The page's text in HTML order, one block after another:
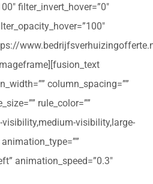
filter_invert_hover=”0″
column_spacing=””
rule_color=””
visibility,medium-visibility,large-
animation_speed=”0.3″